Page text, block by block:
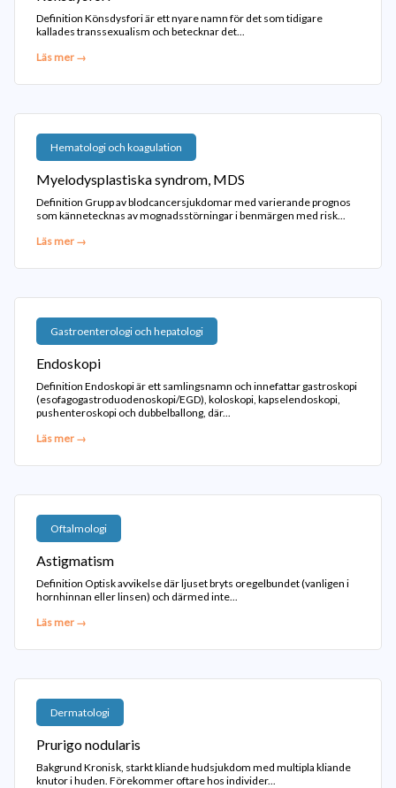
Definition Könsdysfori är ett nyare namn för det som tidigare
kallades transsexualism och betecknar det...
Läs mer →
Hematologi och koagulation
Myelodysplastiska syndrom, MDS
Definition Grupp av blodcancersjukdomar med varierande prognos
som kännetecknas av mognadsstörningar i benmärgen med risk...
Läs mer →
Gastroenterologi och hepatologi
Endoskopi
Definition Endoskopi är ett samlingsnamn och innefattar gastroskopi
(esofagogastroduodenoskopi/EGD), koloskopi, kapselendoskopi,
pushenteroskopi och dubbelballong, där...
Läs mer →
Oftalmologi
Astigmatism
Definition Optisk avvikelse där ljuset bryts oregelbundet (vanligen i
hornhinnan eller linsen) och därmed inte...
Läs mer →
Dermatologi
Prurigo nodularis
Bakgrund Kronisk, starkt kliande hudsjukdom med multipla kliande
knutor i huden. Förekommer oftare hos individer...